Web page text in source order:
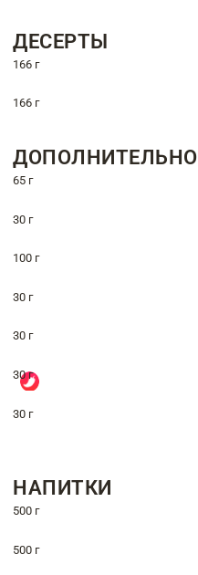
ДЕСЕРТЫ
166 г
166 г
ДОПОЛНИТЕЛЬНО
65 г
30 г
100 г
30 г
30 г
30 г
30 г
НАПИТКИ
500 г
500 г